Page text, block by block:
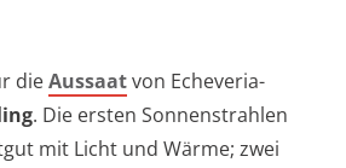
dieAussaatvon Echeveria-
. Die ersten Sonnenstrahlen
mit Licht und Wärme; zwei